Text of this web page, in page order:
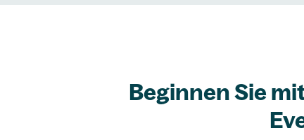
Beginnen Sie